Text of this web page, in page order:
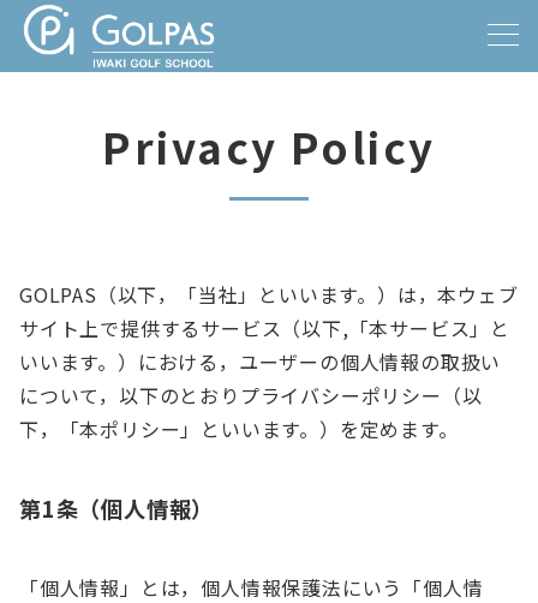
Privacy Policy
GOLPAS（以下，「当社」といいます。）は，本ウェブ
サイト上で提供するサービス（以下,「本サービス」と
いいます。）における，ユーザーの個人情報の取扱い
について，以下のとおりプライバシーポリシー（以
下，「本ポリシー」といいます。）を定めます。
第1条（個人情報）
「個人情報」とは，個人情報保護法にいう「個人情